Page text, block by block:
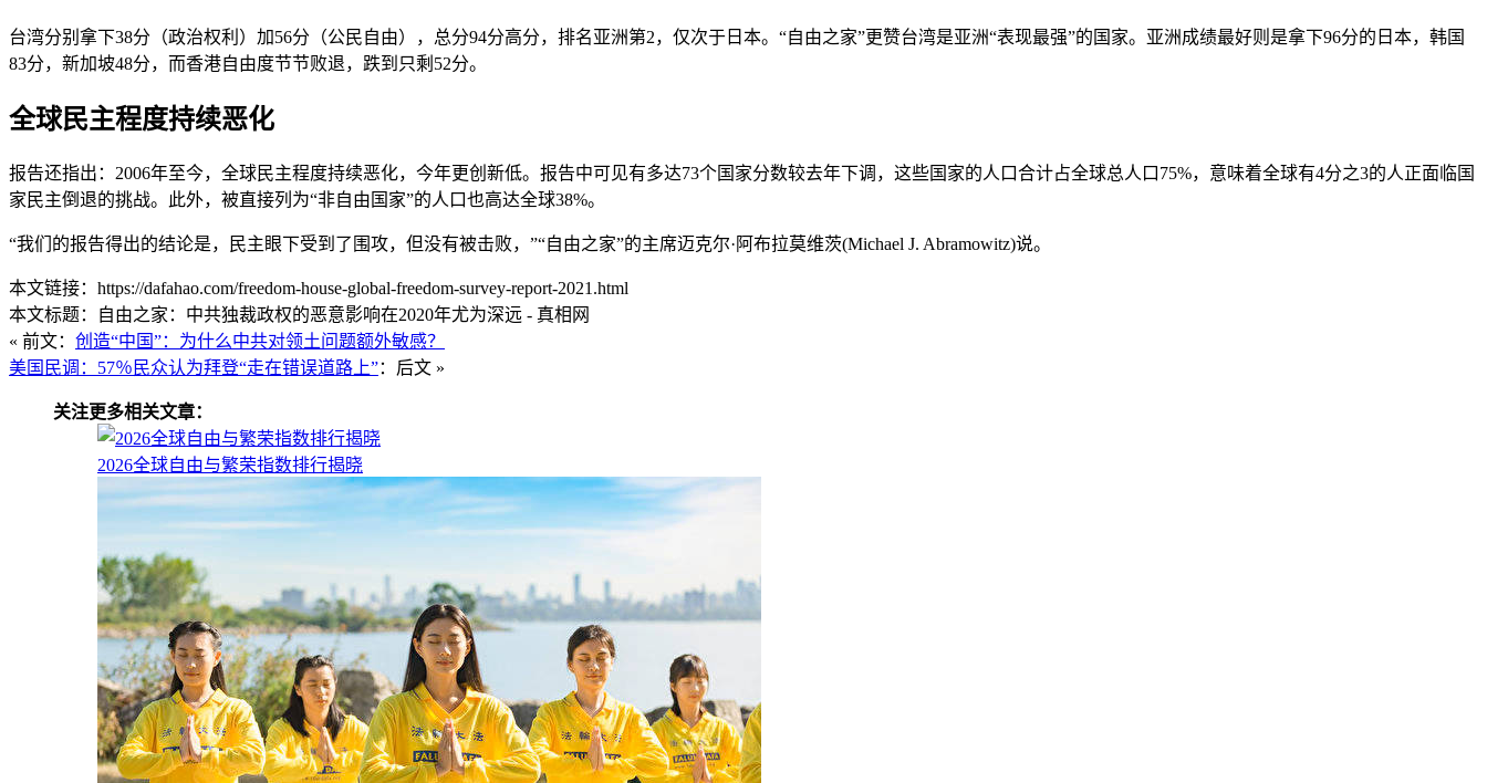
台湾分别拿下38分（政治权利）加56分（公民自由），总分94分高分，排名亚洲第2，仅次于日本。“自由之家”更赞台湾是亚洲“表现最强”的国家。亚洲成绩最好则是拿下96分的日本，韩国
83分，新加坡48分，而香港自由度节节败退，跌到只剩52分。
全球民主程度持续恶化
报告还指出：2006年至今，全球民主程度持续恶化，今年更创新低。报告中可见有多达73个国家分数较去年下调，这些国家的人口合计占全球总人口75%，意味着全球有4分之3的人正面临国
家民主倒退的挑战。此外，被直接列为“非自由国家”的人口也高达全球38%。
“我们的报告得出的结论是，民主眼下受到了围攻，但没有被击败，”“自由之家”的主席迈克尔·阿布拉莫维茨(Michael J. Abramowitz)说。
本文链接：https://dafahao.com/freedom-house-global-freedom-survey-report-2021.html
本文标题：自由之家：中共独裁政权的恶意影响在2020年尤为深远 - 真相网
« 前文： 创造“中国”：为什么中共对领土问题额外敏感？
美国民调：57％民众认为拜登“走在错误道路上”：后文 »
关注更多相关文章：
2026全球自由与繁荣指数排行揭晓